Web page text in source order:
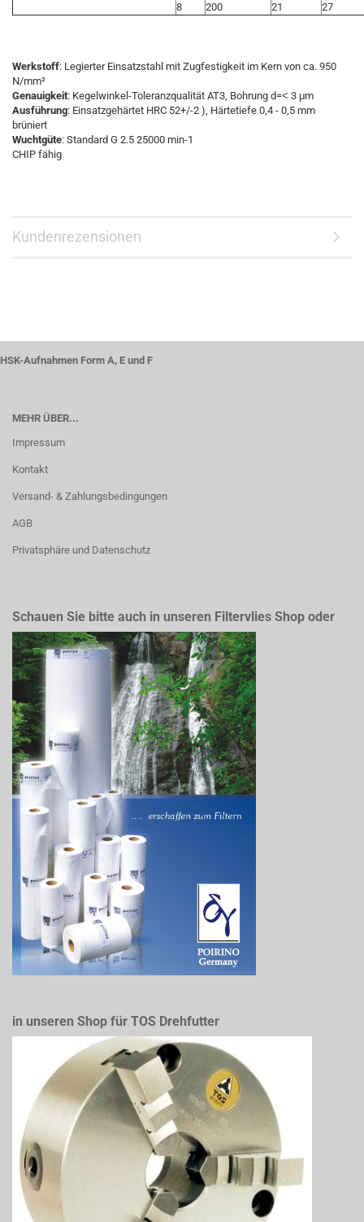
8
200 21 27
Werkstoff: Legierter Einsatzstahl mit Zugfestigkeit im Kern von ca. 950
N/mm²
Genauigkeit: Kegelwinkel-Toleranzqualität AT3, Bohrung d=˂ 3 μm
Ausführung: Einsatzgehärtet HRC 52+/-2 ), Härtetiefe 0,4 - 0,5 mm
brüniert
Wuchtgüte: Standard G 2.5 25000 min-1
CHIP fähig
Kundenrezensionen
HSK-Aufnahmen Form A, E und F
MEHR ÜBER...
Impressum
Kontakt
Versand- & Zahlungsbedingungen
AGB
Privatsphäre und Datenschutz
Schauen Sie bitte auch in unseren Filtervlies Shop oder
in unseren Shop für TOS Drehfutter